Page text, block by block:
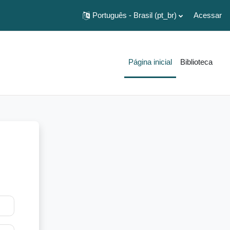
Português - Brasil ‎(pt_br)‎ Acessar
Página inicial Biblioteca